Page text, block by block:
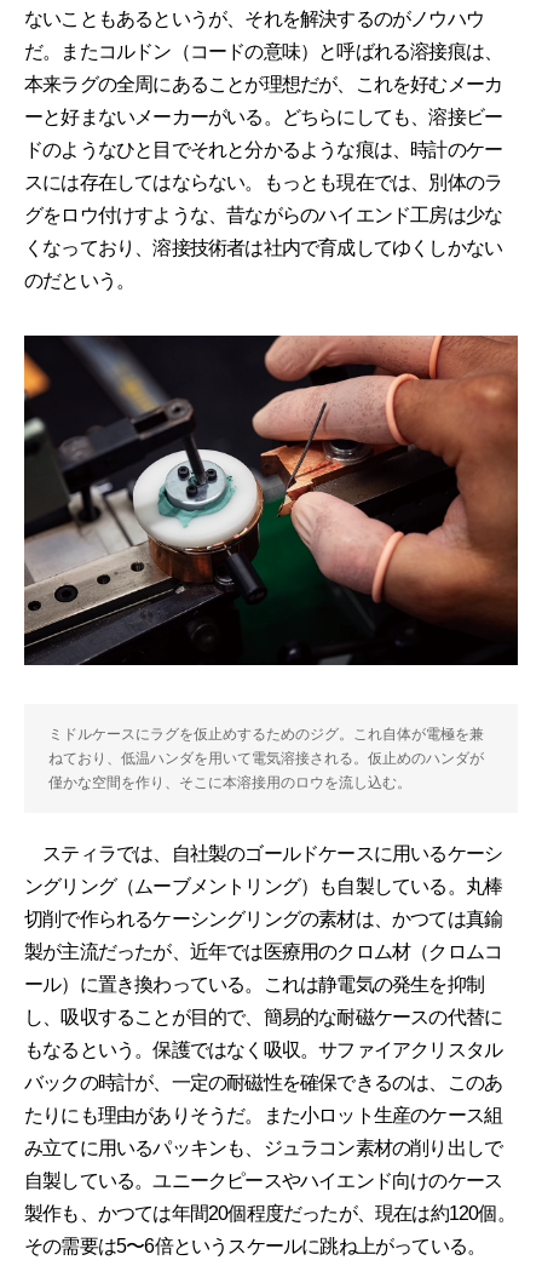
ないこともあるというが、それを解決するのがノウハウ
だ。またコルドン（コードの意味）と呼ばれる溶接痕は、
本来ラグの全周にあることが理想だが、これを好むメーカ
ーと好まないメーカーがいる。どちらにしても、溶接ビー
ドのようなひと目でそれと分かるような痕は、時計のケー
スには存在してはならない。もっとも現在では、別体のラ
グをロウ付けすような、昔ながらのハイエンド工房は少な
くなっており、溶接技術者は社内で育成してゆくしかない
のだという。
ミドルケースにラグを仮止めするためのジグ。これ自体が電極を兼
ねており、低温ハンダを用いて電気溶接される。仮止めのハンダが
僅かな空間を作り、そこに本溶接用のロウを流し込む。
スティラでは、自社製のゴールドケースに用いるケーシ
ングリング（ムーブメントリング）も自製している。丸棒
切削で作られるケーシングリングの素材は、かつては真鍮
製が主流だったが、近年では医療用のクロム材（クロムコ
ール）に置き換わっている。これは静電気の発生を抑制
し、吸収することが目的で、簡易的な耐磁ケースの代替に
もなるという。保護ではなく吸収。サファイアクリスタル
バックの時計が、一定の耐磁性を確保できるのは、このあ
たりにも理由がありそうだ。また小ロット生産のケース組
み立てに用いるパッキンも、ジュラコン素材の削り出しで
自製している。ユニークピースやハイエンド向けのケース
製作も、かつては年間20個程度だったが、現在は約120個。
その需要は5〜6倍というスケールに跳ね上がっている。